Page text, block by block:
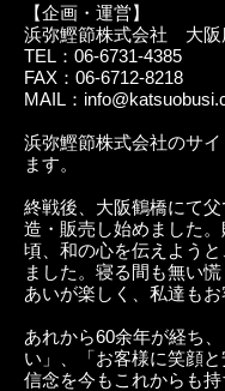
【企画・運営】
浜弥鰹節株式会社 大阪
TEL：06-6731-4385
FAX：06-6712-8218
MAIL：
浜弥鰹節株式会社のサ
ます。
終戦後、大阪鶴橋にて
造・販売し始めました
頃、和の心を伝えよう
ました。寝る間も無い
あいが楽しく、私達も
あれから60余年が経ち
い」、「お客様に笑顔
信念を今もこれからも持